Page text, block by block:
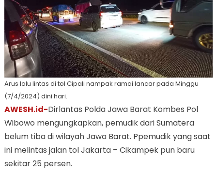
Arus lalu lintas di tol Cipali nampak ramai lancar pada Minggu
(7/4/2024) dini hari.
AWESH.id-Dirlantas Polda Jawa Barat Kombes Pol
Wibowo mengungkapkan, pemudik dari Sumatera
belum tiba di wilayah Jawa Barat. Ppemudik yang saat
ini melintas jalan tol Jakarta – Cikampek pun baru
sekitar 25 persen.